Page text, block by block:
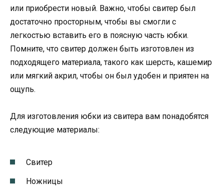
или приобрести новый. Важно, чтобы свитер был
достаточно просторным, чтобы вы смогли с
легкостью вставить его в поясную часть юбки.
Помните, что свитер должен быть изготовлен из
подходящего материала, такого как шерсть, кашемир
или мягкий акрил, чтобы он был удобен и приятен на
ощупь.
Для изготовления юбки из свитера вам понадобятся
следующие материалы:
Свитер
Ножницы